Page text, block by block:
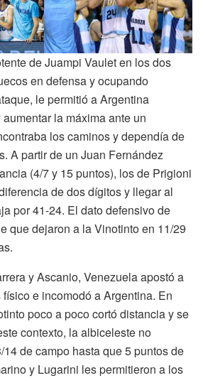
de Juampi Vaulet en los dos
en defensa y ocupando
le permitió a Argentina
la máxima ante un
los caminos y dependía de
A partir de un Juan Fernández
(4/7 y 15 puntos), los de Prigioni
de dos dígitos y llegar al
por 41-24. El dato defensivo de
que dejaron a la Vinotinto en 11/29
y Ascanio, Venezuela apostó a
e incomodó a Argentina. En
poco a poco cortó distancia y se
contexto, la albiceleste no
de campo hasta que 5 puntos de
y Lugarini les permitieron a los